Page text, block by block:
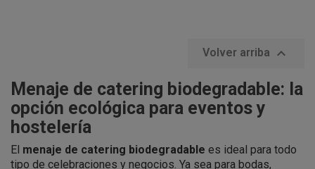
Volver arriba 
Menaje de catering biodegradable: la
opción ecológica para eventos y
hostelería
El menaje de catering biodegradable es ideal para todo
tipo de celebraciones y negocios. Ya sea para bodas,